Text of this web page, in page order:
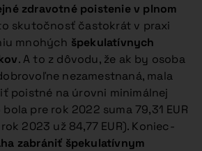
zdravotné poistenie v plnom
skutočnosť častokrát v praxi
mnohých špekulatívnych
. A to z dôvodu, že ak by osoba
nezamestnaná, mala
poistné na úrovni minimálnej
pre rok 2022 suma 79,31 EUR
2023 už 84,77 EUR). Koniec-
zabrániť špekulatívnym